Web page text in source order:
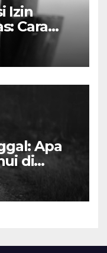
Izin
Cara
Apa
di